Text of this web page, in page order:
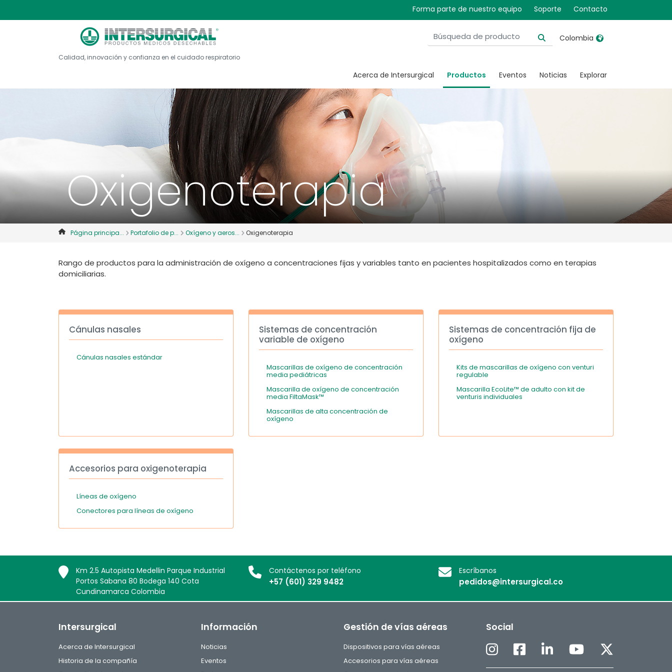
Forma parte de nuestro equipo Soporte Contacto
Calidad, innovación y confianza en el cuidado respiratorio
Colombia
United States
België, Nederlands
Canada, Français
Denmark
Russia
Acerca de Intersurgical Productos Eventos Noticias Explorar
Oxigenoterapia
Página principa... Portafolio de p... Oxígeno y aeros... Oxigenoterapia
Rango de productos para la administración de oxígeno a concentraciones fijas y variables tanto en pacientes hospitalizados como en terapias
domiciliarias.
Cánulas nasales
Cánulas nasales estándar
Sistemas de concentración
variable de oxígeno
Mascarillas de oxígeno de concentración
media pediátricas
Mascarilla de oxígeno de concentración
media FiltaMask™
Mascarillas de alta concentración de
oxígeno
Sistemas de concentración fija de
oxígeno
Kits de mascarillas de oxígeno con venturi
regulable
Mascarilla EcoLite™ de adulto con kit de
venturis individuales
Accesorios para oxigenoterapia
Líneas de oxígeno
Conectores para líneas de oxígeno
Km 2.5 Autopista Medellin Parque Industrial
Portos Sabana 80 Bodega 140 Cota
Cundinamarca Colombia
Contáctenos por teléfono
+57 (601) 329 9482
Escríbanos
pedidos@intersurgical.co
Intersurgical
Acerca de Intersurgical
Historia de la compañía
Información
Noticias
Eventos
Gestión de vías aéreas
Dispositivos para vías aéreas
Accesorios para vías aéreas
Social